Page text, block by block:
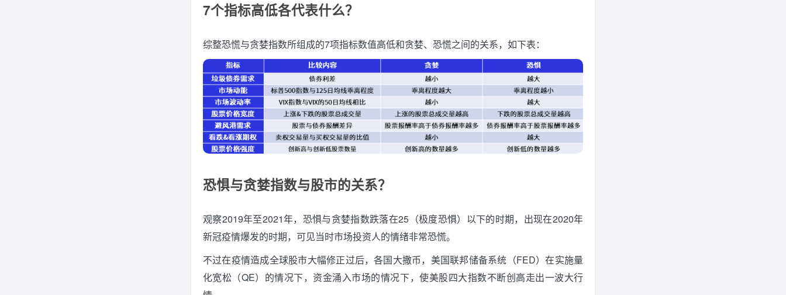
7个指标高低各代表什么？
综整恐慌与贪婪指数所组成的7项指标数值高低和贪婪、恐慌之间的关系，如下表：
恐惧与贪婪指数与股市的关系？
观察2019年至2021年，恐惧与贪婪指数跌落在25（极度恐惧）以下的时期，出现在2020年
新冠疫情爆发的时期，可见当时市场投资人的情绪非常恐慌。
不过在疫情造成全球股市大幅修正过后，各国大撒币，美国联邦储备系统（FED）在实施量
化宽松（QE）的情况下，资金涌入市场的情况下，使美股四大指数不断创高走出一波大行